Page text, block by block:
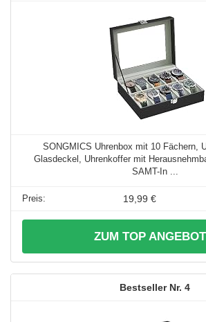
SONGMICS Uhrenbox mit 10 Fächern,
Glasdeckel, Uhrenkoffer mit
SAMT-In ...
19,99 €
ZUM TOP
4